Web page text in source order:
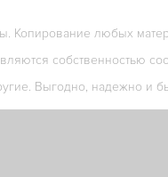
Копирование любых
собственностью
Выгодно, надежно и